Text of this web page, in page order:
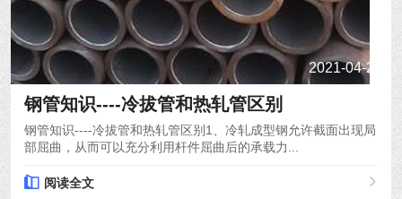
2021-04-24
钢管知识----冷拔管和热轧管区别
钢管知识----冷拔管和热轧管区别1、冷轧成型钢允许截面出现局
部屈曲，从而可以充分利用杆件屈曲后的承载力...
阅读全文